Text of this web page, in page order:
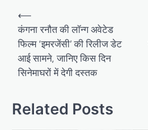
Post
navigation
⟵
कंगना रनौत की लॉन्ग अवेटेड
फिल्म ‘इमरजेंसी’ की रिलीज डेट
आई सामने, जानिए किस दिन
सिनेमाघरों में देगी दस्तक
Related Posts